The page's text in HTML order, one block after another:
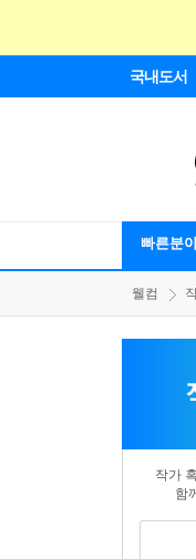
국내도서
빠른분
웰컴
작가
함